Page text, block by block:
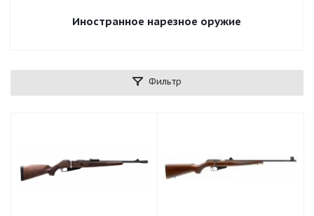
Иностранное нарезное оружие
Фильтр